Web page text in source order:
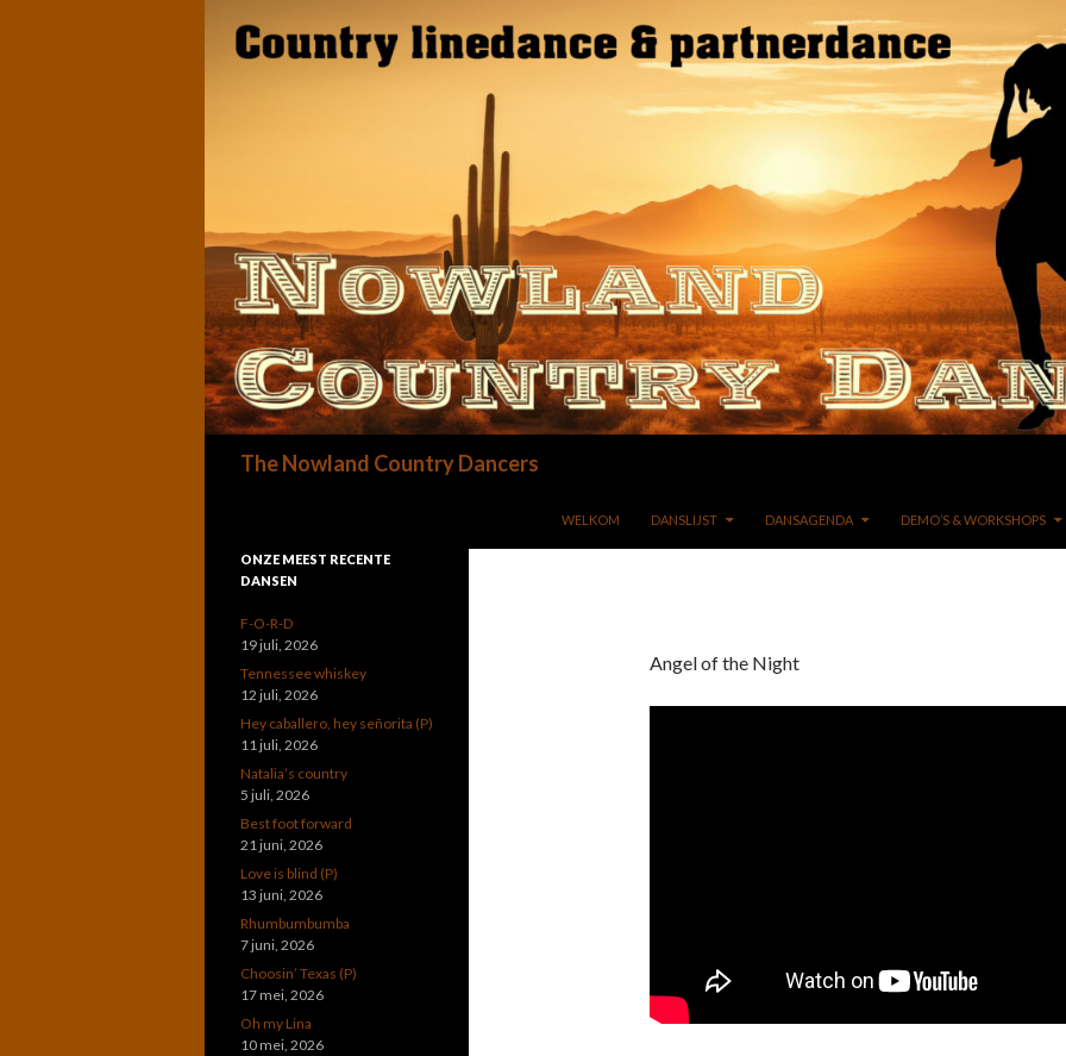
The Nowland Country Dancers
WELKOM
DANSLIJST DANSAGENDA DEMO’S & WORKSHOPS
Angel of the Night
ONZE MEEST RECENTE
DANSEN
F-O-R-D
19 juli, 2026
Tennessee whiskey
12 juli, 2026
Hey caballero, hey señorita (P)
11 juli, 2026
Natalia’s country
5 juli, 2026
Best foot forward
21 juni, 2026
Love is blind (P)
13 juni, 2026
Rhumbumbumba
7 juni, 2026
Choosin’ Texas (P)
17 mei, 2026
Oh my Lina
10 mei, 2026